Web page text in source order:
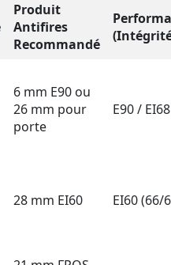
Produit
Antifires
Recommandé
6 mm E90 ou
26 mm pour
porte
E90 / EI68
28 mm EI60 EI60 (66/